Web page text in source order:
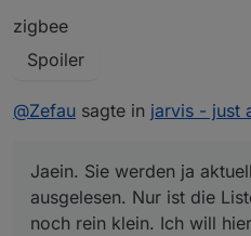
zigbee
Spoiler
@Zefau sagte in jarvis - just
Jaein. Sie werden ja
ausgelesen. Nur ist die
noch rein klein. Ich will